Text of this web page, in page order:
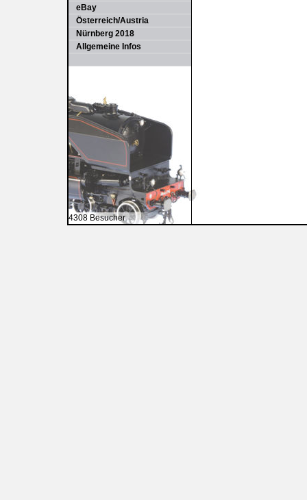
eBay
Österreich/Austria
Nürnberg 2018
Allgemeine Infos
4308 Besucher